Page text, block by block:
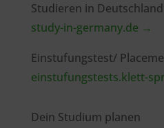
Studieren in Deutschland
study-in-germany.de →
Einstufungstest/
einstufungstests.klett-
Dein Studium planen